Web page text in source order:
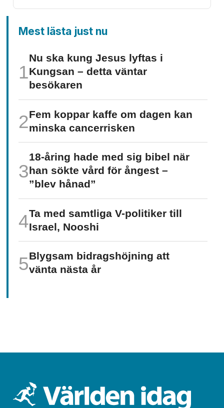
Mest lästa just nu
Nu ska kung Jesus lyftas i
Kungsan – detta väntar
besökaren
Fem koppar kaffe om dagen kan
minska cancer­risken
18-åring hade med sig bibel när
han sökte vård för ångest –
”blev hånad”
Ta med samtliga V-politiker till
Israel, Nooshi
Blygsam bidrags­höjning att
vänta nästa år